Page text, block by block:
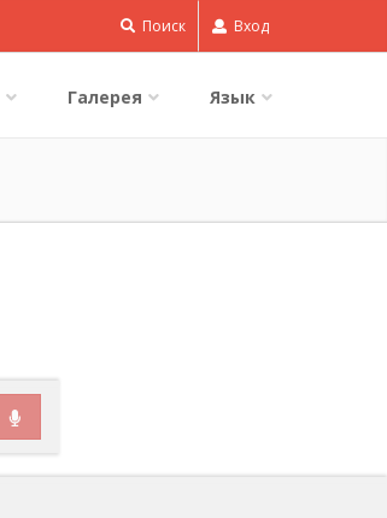
Поиск Вход
Галерея Язык